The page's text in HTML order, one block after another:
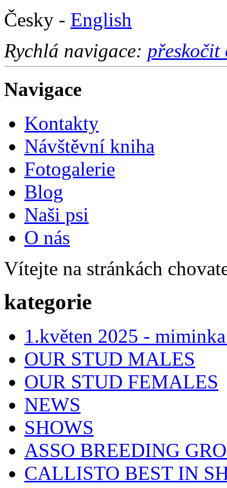
Česky - English
Rychlá navigace: přeskočit
Navigace
Kontakty
Návštěvní kniha
Fotogalerie
Blog
Naši psi
O nás
Vítejte na stránkách
kategorie
1.květen 2025 -
OUR STUD MALES
OUR STUD FEMALES
NEWS
SHOWS
ASSO BREEDING
CALLISTO BEST IN